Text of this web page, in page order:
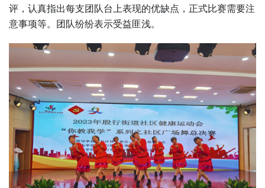
评，认真指出每支团队台上表现的优缺点，正式比赛需要注
意事项等。团队纷纷表示受益匪浅。